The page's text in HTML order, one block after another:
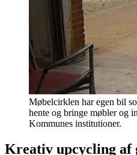
Møbelcirklen har egen bil
hente og bringe møbler og
Kommunes institutioner.
Kreativ upcycling af